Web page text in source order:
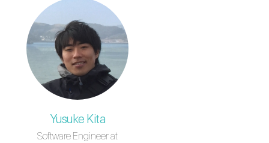
Yusuke Kita
Software Engineer at